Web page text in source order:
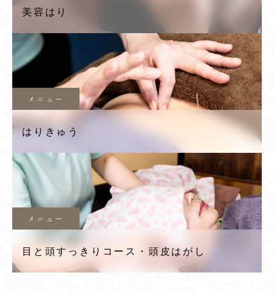
美容はり
メニュー
はりきゅう
メニュー
目と頭すっきりコース・頭皮はがし